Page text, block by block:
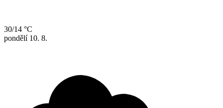
30/14 °C
pondělí 10. 8.